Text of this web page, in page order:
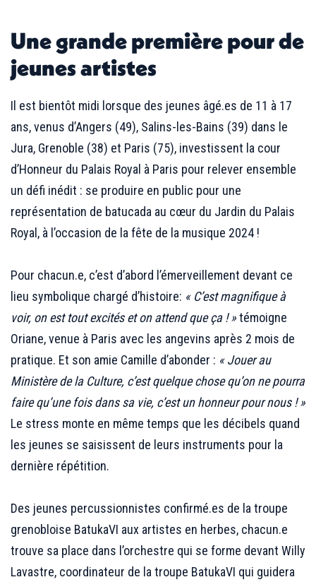
Une grande première pour de
jeunes artistes
Il est bientôt midi lorsque des jeunes âgé.es de 11 à 17
ans, venus d’Angers (49), Salins-les-Bains (39) dans le
Jura, Grenoble (38) et Paris (75), investissent la cour
d’Honneur du Palais Royal à Paris pour relever ensemble
un défi inédit : se produire en public pour une
représentation de batucada au cœur du Jardin du Palais
Royal, à l’occasion de la fête de la musique 2024 !
Pour chacun.e, c’est d’abord l’émerveillement devant ce
lieu symbolique chargé d’histoire: « C’est magnifique à
voir, on est tout excités et on attend que ça ! »témoigne
Oriane, venue à Paris avec les angevins après 2 mois de
pratique. Et son amie Camille d’abonder : « Jouer au
Ministère de la Culture, c’est quelque chose qu’on ne pourra
faire qu’une fois dans sa vie, c’est un honneur pour nous ! »
Le stress monte en même temps que les décibels quand
les jeunes se saisissent de leurs instruments pour la
dernière répétition.
Des jeunes percussionnistes confirmé.es de la troupe
grenobloise BatukaVI aux artistes en herbes, chacun.e
trouve sa place dans l’orchestre qui se forme devant Willy
Lavastre, coordinateur de la troupe BatukaVI qui guidera